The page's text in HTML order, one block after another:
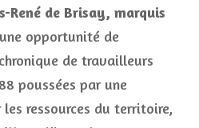
René de Brisay, marquis
opportunité de
de travailleurs
poussées par une
ressources du territoire,